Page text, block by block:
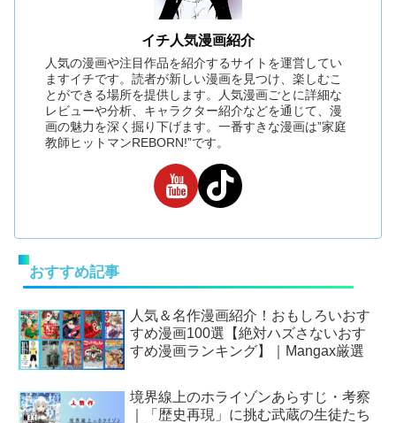
イチ人気漫画紹介
人気の漫画や注目作品を紹介するサイトを運営してい
ますイチです。読者が新しい漫画を見つけ、楽しむこ
とができる場所を提供します。人気漫画ごとに詳細な
レビューや分析、キャラクター紹介などを通じて、漫
画の魅力を深く掘り下げます。一番すきな漫画は”家庭
教師ヒットマンREBORN!”です。
おすすめ記事
人気＆名作漫画紹介！おもしろいおす
すめ漫画100選【絶対ハズさないおす
すめ漫画ランキング】｜Mangax厳選
境界線上のホライゾンあらすじ・考察
｜「歴史再現」に挑む武蔵の生徒たち